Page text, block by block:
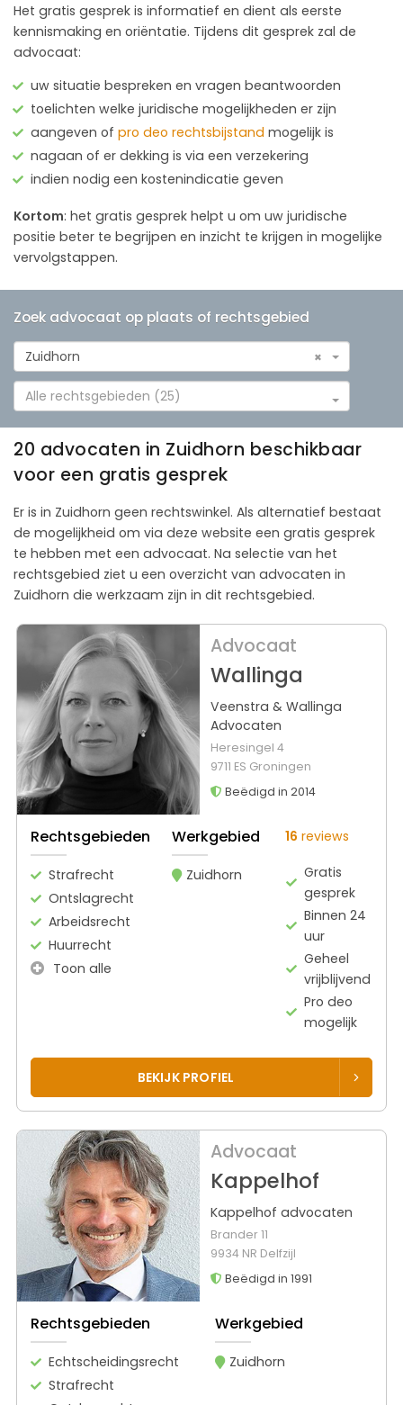
Het gratis gesprek is informatief en dient als eerste
kennismaking en oriëntatie. Tijdens dit gesprek zal de
advocaat:
uw situatie bespreken en vragen beantwoorden
toelichten welke juridische mogelijkheden er zijn
aangeven of pro deo rechtsbijstand mogelijk is
nagaan of er dekking is via een verzekering
indien nodig een kostenindicatie geven
Kortom: het gratis gesprek helpt u om uw juridische
positie beter te begrijpen en inzicht te krijgen in mogelijke
vervolgstappen.
Zoek advocaat op plaats of rechtsgebied
×
Zuidhorn
Alle rechtsgebieden (25)
20 advocaten in Zuidhorn beschikbaar
voor een gratis gesprek
Er is in Zuidhorn geen rechtswinkel. Als alternatief bestaat
de mogelijkheid om via deze website een gratis gesprek
te hebben met een advocaat. Na selectie van het
rechtsgebied ziet u een overzicht van advocaten in
Zuidhorn die werkzaam zijn in dit rechtsgebied.
Advocaat
Wallinga
Veenstra & Wallinga
Advocaten
Heresingel 4
9711 ES Groningen
Beëdigd in 2014
Rechtsgebieden
Strafrecht
Ontslagrecht
Arbeidsrecht
Huurrecht
Toon alle
Werkgebied
Zuidhorn
16 reviews
Gratis
gesprek
Binnen 24
uur
Geheel
vrijblijvend
Pro deo
mogelijk
BEKIJK PROFIEL
Advocaat
Kappelhof
Kappelhof advocaten
Brander 11
9934 NR Delfzijl
Beëdigd in 1991
Rechtsgebieden
Echtscheidingsrecht
Strafrecht
Werkgebied
Zuidhorn